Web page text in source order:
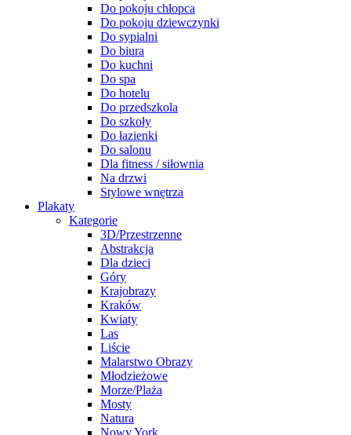
Do pokoju chłopca
Do pokoju dziewczynki
Do sypialni
Do biura
Do kuchni
Do spa
Do hotelu
Do przedszkola
Do szkoły
Do łazienki
Do salonu
Dla fitness / siłownia
Na drzwi
Stylowe wnętrza
Plakaty
Kategorie
3D/Przestrzenne
Abstrakcja
Dla dzieci
Góry
Krajobrazy
Kraków
Kwiaty
Las
Liście
Malarstwo Obrazy
Młodzieżowe
Morze/Plaża
Mosty
Natura
Nowy York